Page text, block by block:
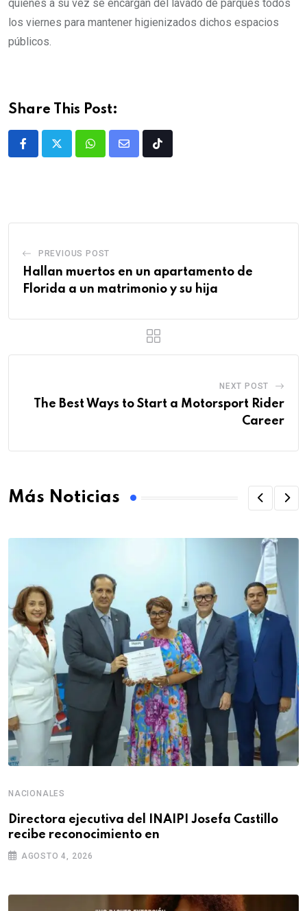
quienes a su vez se encargan del lavado de parques todos
los viernes para mantener higienizados dichos espacios
públicos.
Share This Post:
PREVIOUS POST
Hallan muertos en un apartamento de
Florida a un matrimonio y su hija
NEXT POST
The Best Ways to Start a Motorsport Rider
Career
Más Noticias
NACIONALES
Directora ejecutiva del INAIPI Josefa Castillo
recibe reconocimiento en
AGOSTO 4, 2026